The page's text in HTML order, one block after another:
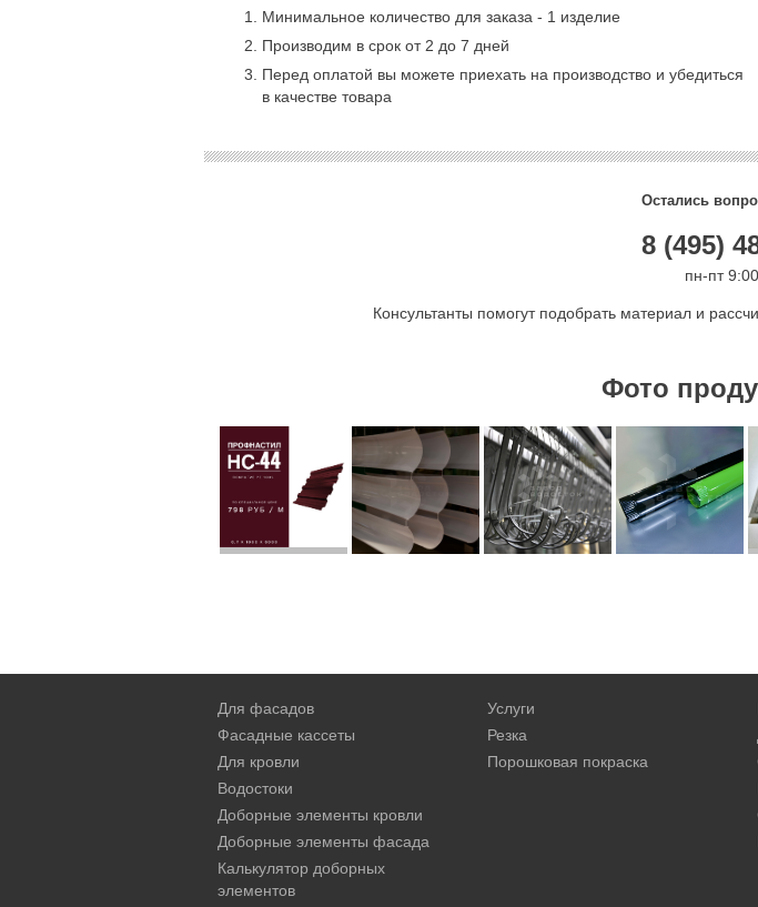
Минимальное количество для заказа - 1 изделие
Производим в срок от 2 до 7 дней
Перед оплатой вы можете приехать на производство и убедиться
в качестве товара
Остались
8 (495)
пн-пт
Консультанты помогут подобрать материал и
Фото
Для фасадов
Фасадные кассеты
Для кровли
Водостоки
Доборные элементы кровли
Доборные элементы фасада
Калькулятор доборных
элементов
Услуги
Резка
Порошковая покраска